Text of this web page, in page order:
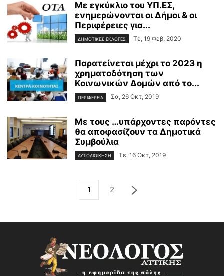
Με εγκύκλιο του ΥΠ.ΕΣ,
ενημερώνονται οι Δήμοι & οι
Περιφέρειες για...
ΔΗΜΟΤΙΚΕΣ ΕΚΛΟΓΕΣ Τε, 19 Φεβ, 2020
Παρατείνεται μέχρι το 2023 η
χρηματοδότηση των
Κοινωνικών Δομών από το...
ΠΕΡΙΦΕΡΕΙΑ Σα, 26 Οκτ, 2019
Με τους …υπάρχοντες παρόντες
θα αποφασίζουν τα Δημοτικά
Συμβούλια
ΑΥΤΟΔΙΟΙΚΗΣΗ Τε, 16 Οκτ, 2019
1 2